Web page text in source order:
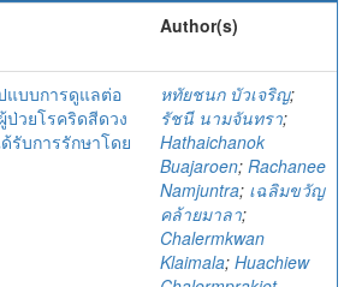
Author(s)
บบการดูแลต่อ
ป่วยโรคริดสีดวง
รับการรักษาโดย
หทัยชนก บัวเจริญ;
รัชนี นามจันทรา;
Hathaichanok
Buajaroen; Rachanee
Namjuntra; เฉลิมขวัญ
คล้ายมาลา;
Chalermkwan
Klaimala; Huachiew